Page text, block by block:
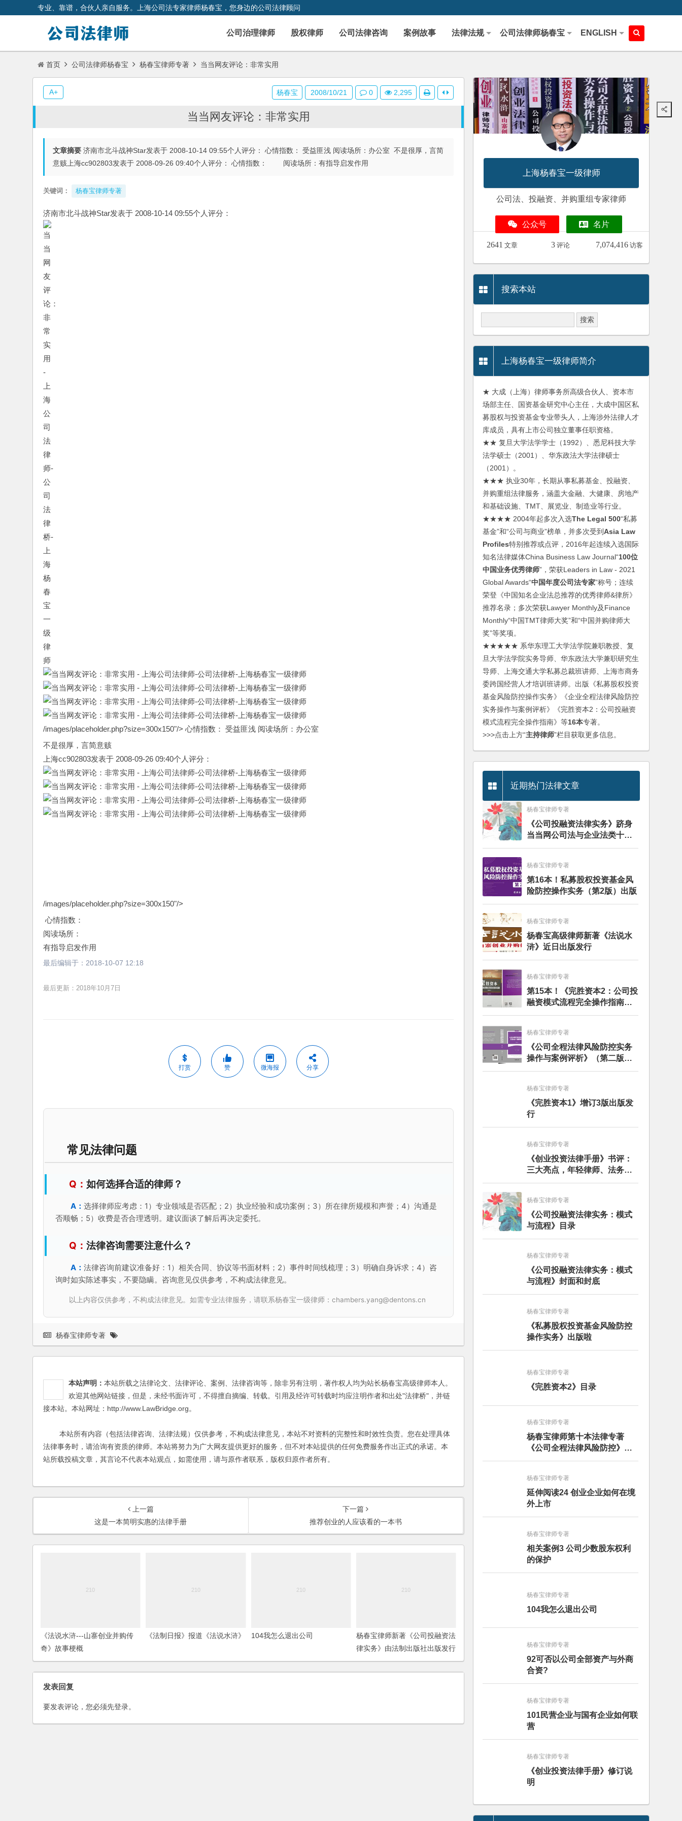
专业、靠谱，合伙人亲自服务。上海公司法专家律师杨春宝，您身边的公司法律顾问
公司治理律师 股权律师 公司法律咨询 案例故事 法律法规 公司法律师杨春宝 ENGLISH
首页 公司法律师杨春宝 杨春宝律师专著 当当网友评论：非常实用
当当网友评论：非常实用
文章摘要 济南市北斗战神Star发表于 2008-10-14 09:55个人评分： 心情指数： 受益匪浅 阅读场所：办公室 不是很厚，言简
意赅上海cc902803发表于 2008-09-26 09:40个人评分： 心情指数： 阅读场所：有指导启发作用
关键词： 杨春宝律师专著
济南市北斗战神Star发表于 2008-10-14 09:55个人评分：
/images/placeholder.php?size=300x150"/> 心情指数： 受益匪浅 阅读场所：办公室
不是很厚，言简意赅
上海cc902803发表于 2008-09-26 09:40个人评分：
最后编辑于： 2018-10-07 12:18
最后更新：2018年10月7日
选择律师应考虑：1）专业领域是否匹配；2）执业经验和成功案例；3）所在律所规模和声誉；4）沟通是
否顺畅；5）收费是否合理透明。建议面谈了解后再决定委托。
法律咨询需要注意什么？
法律咨询前建议准备好：1）相关合同、协议等书面材料；2）事件时间线梳理；3）明确自身诉求；4）咨
询时如实陈述事实，不要隐瞒。咨询意见仅供参考，不构成法律意见。
杨春宝 2008/10/21 0 2,295
A+
杨春宝律师专著
欢迎其他网站链接，但是，未经书面许可，不得擅自摘编、转载。引用及经许可转载时均应注明作者和出处"法律桥"，并链
接本站。本站网址：http://www.LawBridge.org。
法律事务时，请洽询有资质的律师。本站将努力为广大网友提供更好的服务，但不对本站提供的任何免费服务作出正式的承诺。本
站所载投稿文章，其言论不代表本站观点，如需使用，请与原作者联系，版权归原作者所有。
上一篇
这是一本简明实惠的法律手册
下一篇
推荐创业的人应该看的一本书
律实务》由法制出版社出版发行
要发表评论，您必须先
上海杨春宝一级律师
公司法、投融资、并购重组专家律师
公众号 名片
2641 文章 3 评论 7,074,416 访客
搜索本站
上海杨春宝一级律师简介
★ 大成（上海）律师事务所高级合伙人、资本市
场部主任、国资基金研究中心主任，大成中国区私
募股权与投资基金专业带头人，上海涉外法律人才
库成员，具有上市公司独立董事任职资格。
★★ 复旦大学法学学士（1992）、悉尼科技大学
法学硕士（2001）、华东政法大学法律硕士
（2001）。
★★★ 执业30年，长期从事私募基金、投融资、
并购重组法律服务，涵盖大金融、大健康、房地产
和基础设施、TMT、展览业、制造业等行业。
★★★★ 2004年起多次入选The Legal 500“私募
基金”和“公司与商业”榜单，并多次受到Asia Law
Profiles特别推荐或点评，2016年起连续入选国际
知名法律媒体China Business Law Journal“100位
中国业务优秀律师”，荣获Leaders in Law - 2021
Global Awards“中国年度公司法专家”称号；连续
荣登《中国知名企业法总推荐的优秀律师&律所》
推荐名录；多次荣获Lawyer Monthly及Finance
Monthly“中国TMT律师大奖”和“中国并购律师大
奖”等奖项。
★★★★★ 系华东理工大学法学院兼职教授、复
旦大学法学院实务导师、华东政法大学兼职研究生
导师、上海交通大学私募总裁班讲师、上海市商务
委跨国经营人才培训班讲师。出版《私募股权投资
基金风险防控操作实务》《企业全程法律风险防控
实务操作与案例评析》《完胜资本2：公司投融资
模式流程完全操作指南》等16本专著。
>>>点击上方“主持律师”栏目获取更多信息。
近期热门法律文章
杨春宝律师专著
《公司投融资法律实务》跻身
当当网公司法与企业法类十大
畅销图书榜
杨春宝律师专著
第16本！私募股权投资基金风
险防控操作实务（第2版）出版
杨春宝律师专著
杨春宝高级律师新著《法说水
浒》近日出版发行
杨春宝律师专著
第15本！《完胜资本2：公司投
融资模式流程完全操作指南》
（第四版）出版
杨春宝律师专著
《公司全程法律风险防控实务
操作与案例评析》（第二版）
出版发行
杨春宝律师专著
《完胜资本1》增订3版出版发
行
杨春宝律师专著
《创业投资法律手册》书评：
三大亮点，年轻律师、法务的
入门必读书籍
杨春宝律师专著
《公司投融资法律实务：模式
与流程》目录
杨春宝律师专著
《公司投融资法律实务：模式
与流程》封面和封底
杨春宝律师专著
《私募股权投资基金风险防控
操作实务》出版啦
杨春宝律师专著
《完胜资本2》目录
杨春宝律师专著
杨春宝律师第十本法律专著
《公司全程法律风险防控》出
版
杨春宝律师专著
延伸阅读24 创业企业如何在境
外上市
杨春宝律师专著
相关案例3 公司少数股东权利
的保护
杨春宝律师专著
104我怎么退出公司
杨春宝律师专著
92可否以公司全部资产与外商
合资?
杨春宝律师专著
101民营企业与国有企业如何联
营
杨春宝律师专著
《创业投资法律手册》修订说
明